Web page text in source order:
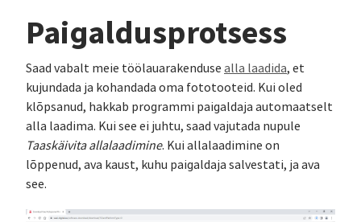
Paigaldusprotsess
Saad vabalt meie töölauarakenduse alla laadida, et
kujundada ja kohandada oma fototooteid. Kui oled
klõpsanud, hakkab programmi paigaldaja automaatselt
alla laadima. Kui see ei juhtu, saad vajutada nupule
Taaskäivita allalaadimine. Kui allalaadimine on
lõppenud, ava kaust, kuhu paigaldaja salvestati, ja ava
see.